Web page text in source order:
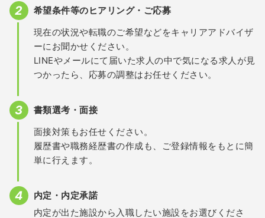
希望条件等のヒアリング・ご応募
現在の状況や転職のご希望などをキャリアアドバイザ
ーにお聞かせください。
LINEやメールにて届いた求人の中で気になる求人が見
つかったら、応募の調整はお任せください。
書類選考・面接
面接対策もお任せください。
履歴書や職務経歴書の作成も、ご登録情報をもとに簡
単に行えます。
内定・内定承諾
内定が出た施設から入職したい施設をお選びくださ